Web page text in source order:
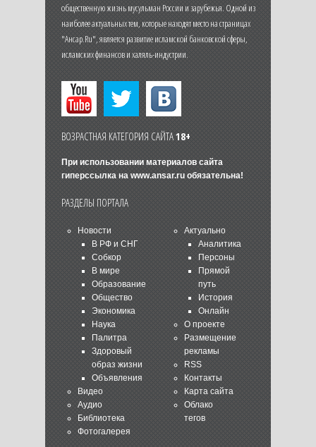
общественную жизнь мусульман России и зарубежья. Одной из
наиболее актуальных тем, которые находят место на страницах
"Ансар.Ru", является развитие исламской банковской сферы,
исламских финансов и халяль-индустрии.
ВОЗРАСТНАЯ КАТЕГОРИЯ САЙТА18+
При использовании материалов сайта
гиперссылка на www.ansar.ruобязательна!
РАЗДЕЛЫ ПОРТАЛА
Новости
В РФ и СНГ
Собкор
В мире
Образование
Общество
Экономика
Наука
Палитра
Здоровый
образ жизни
Объявления
Видео
Аудио
Библиотека
Фотогалерея
Актуально
Аналитика
Персоны
Прямой
путь
История
Онлайн
О проекте
Размещение
рекламы
RSS
Контакты
Карта сайта
Облако
тегов